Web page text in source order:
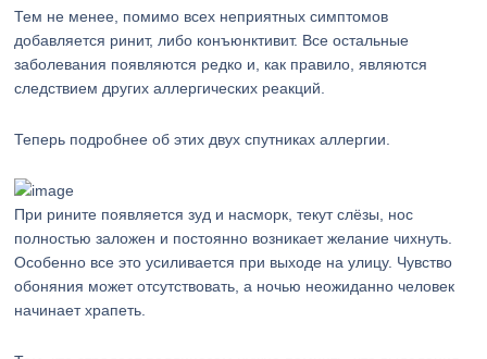
Тем не менее, помимо всех неприятных симптомов
добавляется ринит, либо конъюнктивит. Все остальные
заболевания появляются редко и, как правило, являются
следствием других аллергических реакций.
Теперь подробнее об этих двух спутниках аллергии.
При рините появляется зуд и насморк, текут слёзы, нос
полностью заложен и постоянно возникает желание чихнуть.
Особенно все это усиливается при выходе на улицу. Чувство
обоняния может отсутствовать, а ночью неожиданно человек
начинает храпеть.